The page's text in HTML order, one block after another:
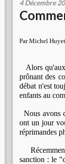
4 Décembre
Par Michel
Alors qu'aux
prônant des
débat n'est
enfants au
Nous avons
ont un jour
réprimandes
sanction : le